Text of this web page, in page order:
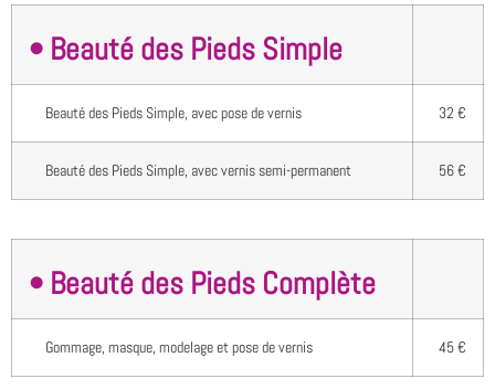
• Beauté des Pieds Simple
Beauté des Pieds Simple, avec pose de vernis 32 €
Beauté des Pieds Simple, avec vernis semi-permanent 56 €
• Beauté des Pieds Complète
Gommage, masque, modelage et pose de vernis 45 €